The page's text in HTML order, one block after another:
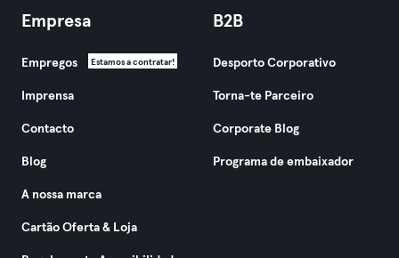
Empresa
Empregos Estamos a contratar!
Imprensa
Contacto
Blog
A nossa marca
Cartão Oferta & Loja
B2B
Desporto Corporativo
Torna-te Parceiro
Corporate Blog
Programa de embaixador